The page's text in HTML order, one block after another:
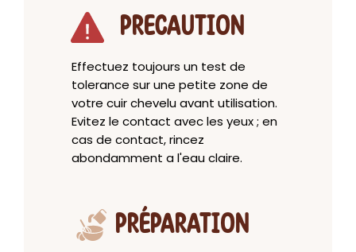
PRECAUTION
Effectuez toujours un test de
tolerance sur une petite zone de
votre cuir chevelu avant utilisation.
Evitez le contact avec les yeux ; en
cas de contact, rincez
abondamment a l'eau claire.
PRÉPARATION